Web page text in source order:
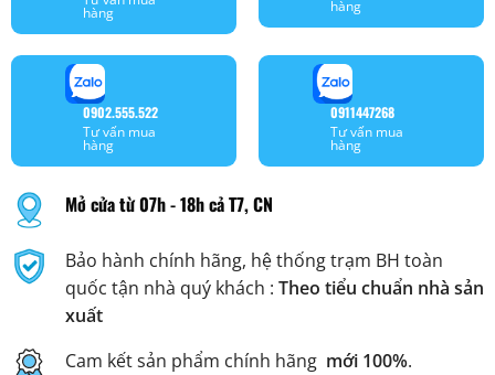
hàng hàng
0902.555.522
Tư vấn mua
hàng
0911447268
Tư vấn mua
hàng
Mở cửa từ 07h - 18h cả T7, CN
Bảo hành chính hãng, hệ thống trạm BH toàn
quốc tận nhà quý khách : Theo tiểu chuẩn nhà sản
xuất
Cam kết sản phẩm chính hãng mới 100%.